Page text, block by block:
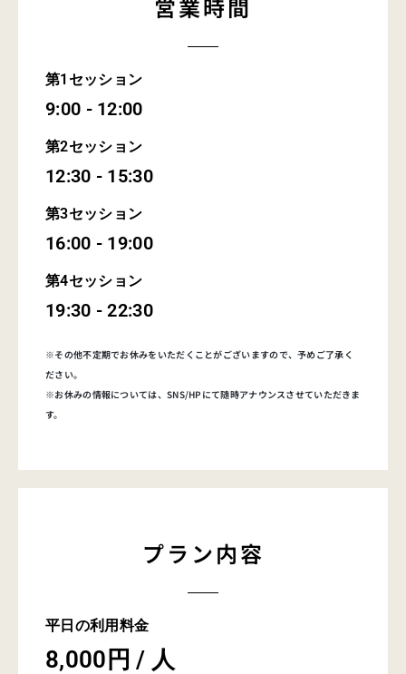
営業時間
第1セッション
9:00 - 12:00
第2セッション
12:30 - 15:30
第3セッション
16:00 - 19:00
第4セッション
19:30 - 22:30
※その他不定期でお休みをいただくことがございますので、予めご了承く
ださい。
※お休みの情報については、SNS/HPにて随時アナウンスさせていただきま
す。
プラン内容
平日の利用料金
8,000円 / 人